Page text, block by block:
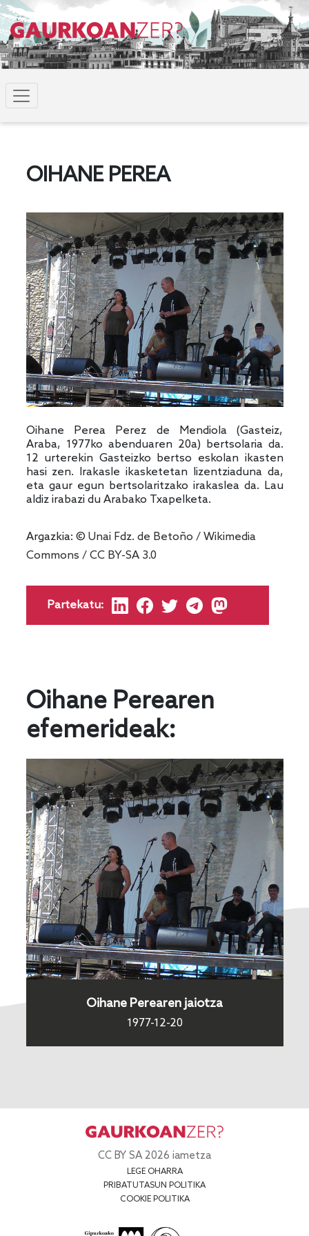
OIHANE PEREA
Oihane Perea Perez de Mendiola (Gasteiz,
Araba, 1977ko abenduaren 20a) bertsolaria da.
12 urterekin Gasteizko bertso eskolan ikasten
hasi zen. Irakasle ikasketetan lizentziaduna da,
eta gaur egun bertsolaritzako irakaslea da. Lau
aldiz irabazi du Arabako Txapelketa.
Argazkia: © Unai Fdz. de Betoño / Wikimedia
Commons / CC BY-SA 3.0
Partekatu:
Oihane Perearen
efemerideak:
Oihane Perearen jaiotza
1977-12-20
CC BY SA 2026 iametza
LEGE OHARRA
PRIBATUTASUN POLITIKA
COOKIE POLITIKA